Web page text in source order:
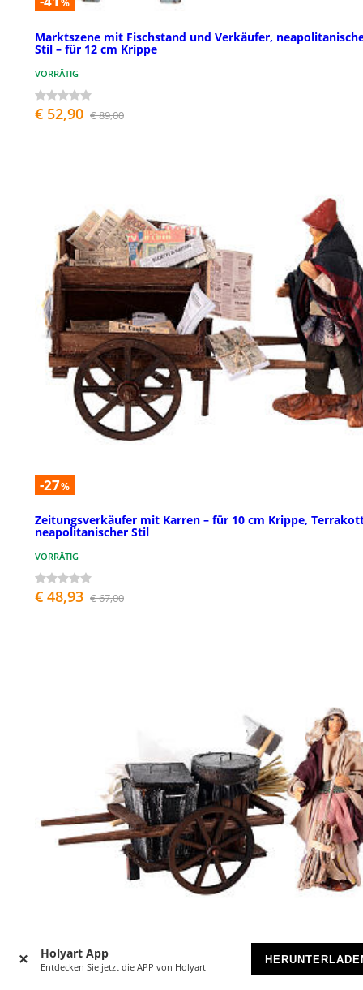
Holyart App
Entdecken Sie jetzt die APP von Holyart
%
Marktszene mit Fischstand und Verkäufer,
Stil – für 12 cm Krippe
VORRÄTIG
€ 52,90 € 89,00
-27%
Zeitungsverkäufer mit Karren – für 10 cm Krippe,
neapolitanischer Stil
VORRÄTIG
€ 48,93 € 67,00
-41%